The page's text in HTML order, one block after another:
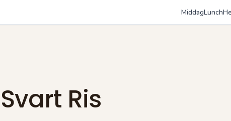
MiddagLunch
Ris